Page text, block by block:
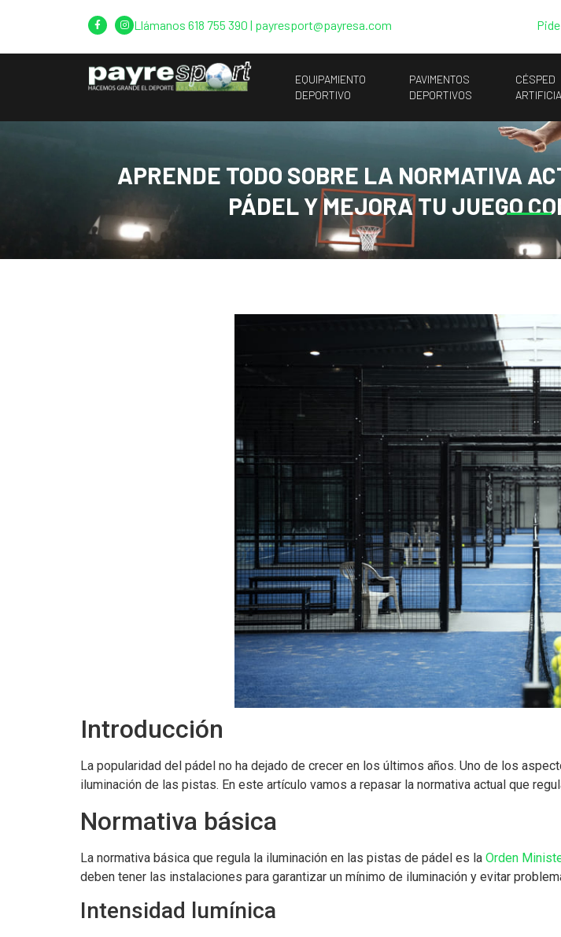
Llámanos 618 755 390 | payresport@payresa.com
EQUIPAMIENTO
DEPORTIVO
PAVIMENTOS
DEPORTIVOS
CÉSPED
APRENDE TODO SOBRE LA NORMATIVA
PÁDEL Y MEJORA TU JUEGO
Introducción
La popularidad del pádel no ha dejado de crecer en los últimos años. Uno de los
iluminación de las pistas. En este artículo vamos a repasar la normativa actual que
Normativa básica
La normativa básica que regula la iluminación en las pistas de pádel es la Orden
deben tener las instalaciones para garantizar un mínimo de iluminación y evitar
Intensidad lumínica